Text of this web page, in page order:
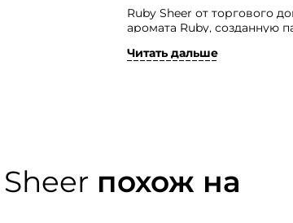
Ruby Sheer от торгового
аромата Ruby,
Не смотря на свою
Читать дальше
похож на